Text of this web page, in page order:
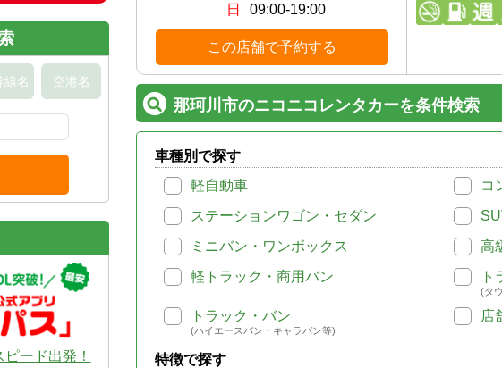
日
09:00-19:00
この店舗で予約する
那珂川市のニコニコレンタカーを条件検索
車種別で探す
軽自動車
コ
ステーションワゴン・セダン
ミニバン・ワンボックス
高
軽トラック・商用バン
ト
(タ
トラック・バン
(ハイエースバン・キャラバン等)
店
特徴で探す
線名 空港名
ード出発！